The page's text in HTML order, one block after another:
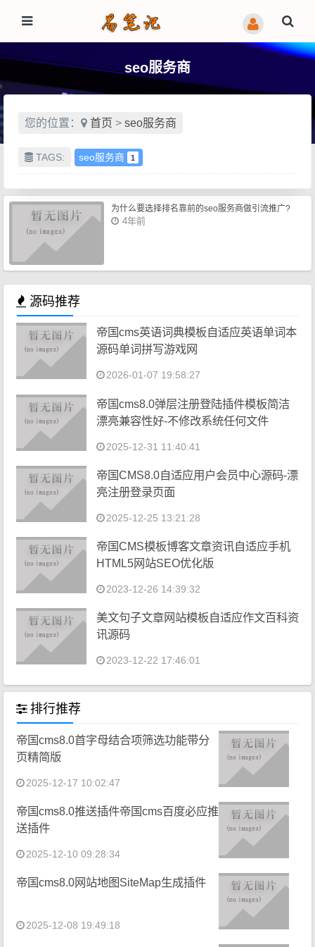
seo服务商
您的位置： 首页 > seo服务商
TAGS: seo服务商 1
为什么要选择排名靠前的seo服务商做引流推广?
4年前
源码推荐
帝国cms英语词典模板自适应英语单词本
源码单词拼写游戏网
2026-01-07 19:58:27
帝国cms8.0弹层注册登陆插件模板简洁
漂亮兼容性好-不修改系统任何文件
2025-12-31 11:40:41
帝国CMS8.0自适应用户会员中心源码-漂
亮注册登录页面
2025-12-25 13:21:28
帝国CMS模板博客文章资讯自适应手机
HTML5网站SEO优化版
2023-12-26 14:39:32
美文句子文章网站模板自适应作文百科资
讯源码
2023-12-22 17:46:01
排行推荐
帝国cms8.0首字母结合项筛选功能带分
页精简版
2025-12-17 10:02:47
帝国cms8.0推送插件帝国cms百度必应推
送插件
2025-12-10 09:28:34
帝国cms8.0网站地图SiteMap生成插件
2025-12-08 19:49:18